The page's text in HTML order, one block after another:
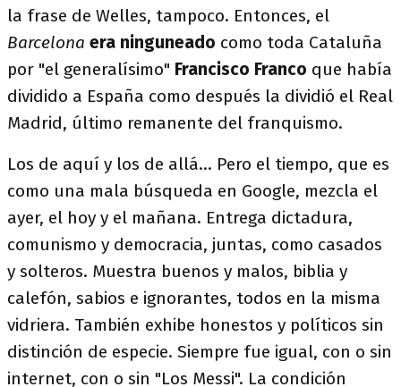
la frase de Welles, tampoco. Entonces, el
Barcelona era ninguneado como toda Cataluña
por "el generalísimo" Francisco Franco que había
dividido a España como después la dividió el Real
Madrid, último remanente del franquismo.
Los de aquí y los de allá... Pero el tiempo, que es
como una mala búsqueda en Google, mezcla el
ayer, el hoy y el mañana. Entrega dictadura,
comunismo y democracia, juntas, como casados
y solteros. Muestra buenos y malos, biblia y
calefón, sabios e ignorantes, todos en la misma
vidriera. También exhibe honestos y políticos sin
distinción de especie. Siempre fue igual, con o sin
internet, con o sin "Los Messi". La condición